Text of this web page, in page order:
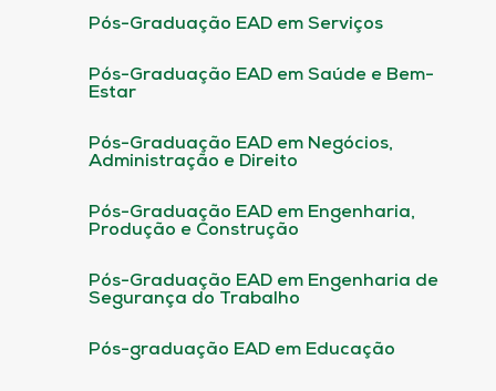
Pós-Graduação EAD em Serviços
Pós-Graduação EAD em Saúde e Bem-
Estar
Pós-Graduação EAD em Negócios,
Administração e Direito
Pós-Graduação EAD em Engenharia,
Produção e Construção
Pós-Graduação EAD em Engenharia de
Segurança do Trabalho
Pós-graduação EAD em Educação